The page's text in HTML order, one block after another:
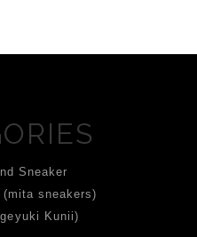
Sneaker
(mita sneakers)
Kunii)